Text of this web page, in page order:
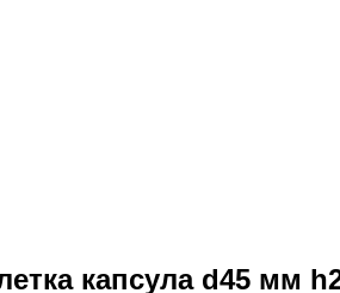
капсула d45 мм